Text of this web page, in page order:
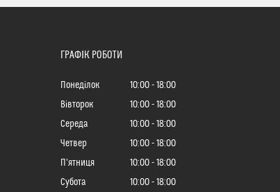
ГРАФІК РОБОТИ
Понеділок 10:00
18:00
Вівторок
10:00
18:00
Середа
10:00
18:00
Четвер
10:00
18:00
Пʼятниця
10:00
18:00
Субота
10:00 18:00